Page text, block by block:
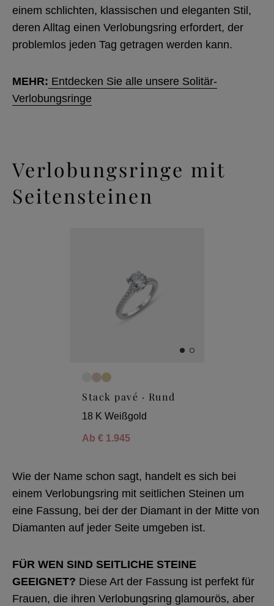
einem schlichten, klassischen und eleganten Stil,
deren Alltag einen Verlobungsring erfordert, der
problemlos jeden Tag getragen werden kann.
MEHR: Entdecken Sie alle unsere Solitär-
Verlobungsringe
Verlobungsringe mit
Seitensteinen
Stack pavé · Rund
18 K Weißgold
Ab € 1.945
Wie der Name schon sagt, handelt es sich bei
einem Verlobungsring mit seitlichen Steinen um
eine Fassung, bei der der Diamant in der Mitte von
Diamanten auf jeder Seite umgeben ist.
FÜR WEN SIND SEITLICHE STEINE
GEEIGNET? Diese Art der Fassung ist perfekt für
Frauen, die ihren Verlobungsring glamourös, aber